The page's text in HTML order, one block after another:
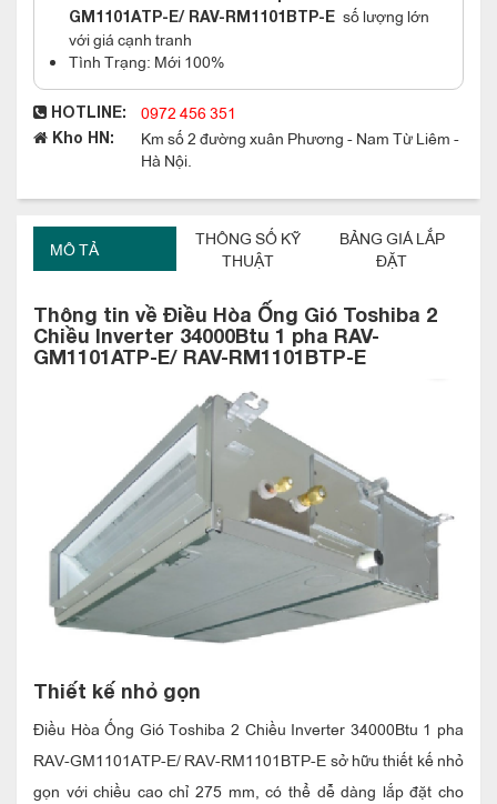
GM1101ATP-E/ RAV-RM1101BTP-E số lượng lớn
với giá cạnh tranh
Tình Trạng: Mới 100%
HOTLINE: 0972 456 351
Kho HN:
Km số 2 đường xuân Phương - Nam Từ Liêm -
Hà Nội.
MÔ TẢ
THÔNG SỐ KỸ
THUẬT
BẢNG GIÁ LẮP
ĐẶT
Thông tin về Điều Hòa Ống Gió Toshiba 2
Chiều Inverter 34000Btu 1 pha RAV-
GM1101ATP-E/ RAV-RM1101BTP-E
Thiết kế nhỏ gọn
Điều Hòa Ống Gió Toshiba 2 Chiều Inverter 34000Btu 1 pha
RAV-GM1101ATP-E/ RAV-RM1101BTP-E sở hữu thiết kế nhỏ
gọn với chiều cao chỉ 275 mm, có thể dễ dàng lắp đặt cho